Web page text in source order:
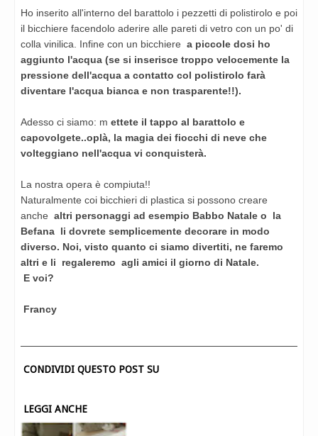
Ho inserito all'interno del barattolo i pezzetti di polistirolo e poi
il bicchiere facendolo aderire alle pareti di vetro con un po' di
colla vinilica. Infine con un bicchiere a piccole dosi ho
aggiunto l'acqua (se si inserisce troppo velocemente la
pressione dell'acqua a contatto col polistirolo farà
diventare l'acqua bianca e non trasparente!!).
Adesso ci siamo: m ettete il tappo al barattolo e
capovolgete..oplà, la magia dei fiocchi di neve che
volteggiano nell'acqua vi conquisterà.
La nostra opera è compiuta!!
Naturalmente coi bicchieri di plastica si possono creare
anche altri personaggi ad esempio Babbo Natale o la
Befana li dovrete semplicemente decorare in modo
diverso. Noi, visto quanto ci siamo divertiti, ne faremo
altri e li regaleremo agli amici il giorno di Natale.
E voi?
Francy
CONDIVIDI QUESTO POST SU
LEGGI ANCHE